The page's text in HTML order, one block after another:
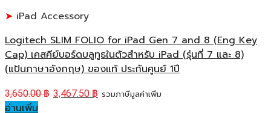
iPad Accessory
Logitech SLIM FOLIO for iPad Gen 7 and 8 (Eng Key
Cap) เคสคีย์บอร์ดบลูทูธในตัวสำหรับ iPad (รุ่นที่ 7 และ 8)
(แป้นภาษาอังกฤษ) ของแท้ ประกันศูนย์ 1ปี
3,650.00฿ 3,467.50 ฿ รวมภาษีมูลค่าเพิ่ม
อ่านเพิ่ม